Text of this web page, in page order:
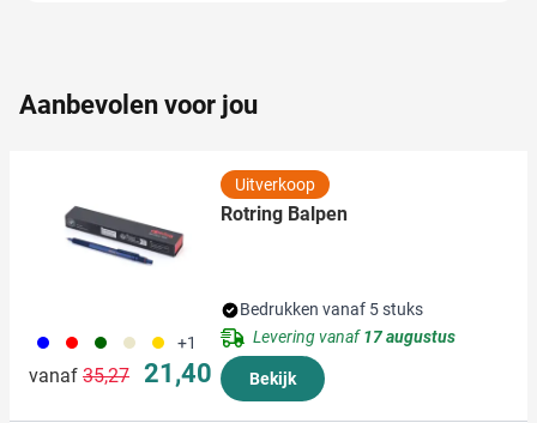
verzameld op basis van uw gebruik van hun services.
Aanbevolen voor jou
005 008 060 605 031 +1
vanaf Normale prijs
35,27 Speciale prijs
21,40
Uitverkoop
Rotring Balpen
Bedrukken vanaf 5 stuks
Levering vanaf17 augustus
Bekijk